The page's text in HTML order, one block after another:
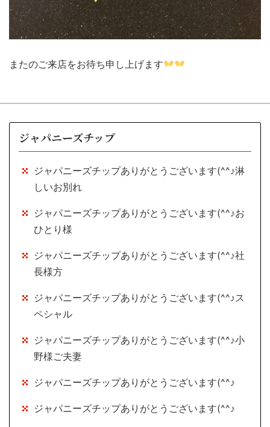
またのご来店をお待ち申し上げます
ジャパニーズチップ
ジャパニーズチップありがとうございます(^^♪淋
しいお別れ
ジャパニーズチップありがとうございます(^^♪お
ひとり様
ジャパニーズチップありがとうございます(^^♪社
長様方
ジャパニーズチップありがとうございます(^^♪ス
ペシャル
ジャパニーズチップありがとうございます(^^♪小
野様ご夫妻
ジャパニーズチップありがとうございます(^^♪
ジャパニーズチップありがとうございます(^^♪